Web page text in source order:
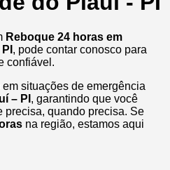
Reboque 24 horas em
, pode contar conosco para
confiável.
situações de emergência
– PI , garantindo que você
precisa, quando precisa. Se
na região, estamos aqui